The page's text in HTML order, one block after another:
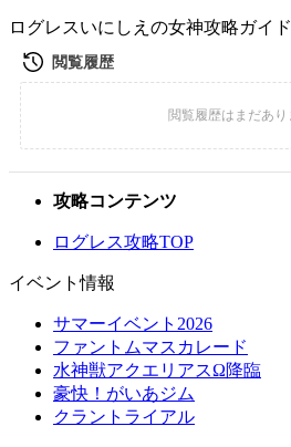
ログレスいにしえの女神攻略ガイド
攻略コンテンツ
ログレス攻略TOP
イベント情報
サマーイベント2026
ファントムマスカレード
水神獣アクエリアスΩ降臨
豪快！がいあジム
クラントライアル